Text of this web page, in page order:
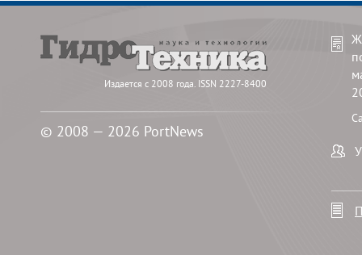
Издается с 2008 года. ISSN 2227-8400
© 2008 — 2026 PortNews